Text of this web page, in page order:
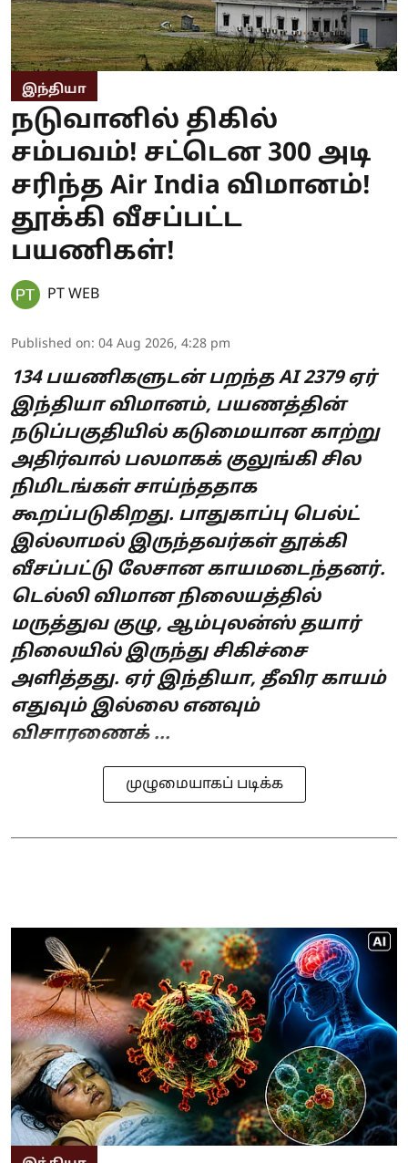
இந்தியா
நடுவானில் திகில்
சம்பவம்! சட்டென 300 அடி
சரிந்த Air India விமானம்!
தூக்கி வீசப்பட்ட
பயணிகள்!
PT WEB
Published on: 04 Aug 2026, 4:28 pm
134 பயணிகளுடன் பறந்த AI 2379 ஏர்
இந்தியா விமானம், பயணத்தின்
நடுப்பகுதியில் கடுமையான காற்று
அதிர்வால் பலமாகக் குலுங்கி சில
நிமிடங்கள் சாய்ந்ததாக
கூறப்படுகிறது. பாதுகாப்பு பெல்ட்
இல்லாமல் இருந்தவர்கள் தூக்கி
வீசப்பட்டு லேசான காயமடைந்தனர்.
டெல்லி விமான நிலையத்தில்
மருத்துவ குழு, ஆம்புலன்ஸ் தயார்
நிலையில் இருந்து சிகிச்சை
அளித்தது. ஏர் இந்தியா, தீவிர காயம்
எதுவும் இல்லை எனவும்
விசாரணைக் ...
முழுமையாகப் படிக்க